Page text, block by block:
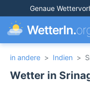
Genaue
WetterIn.
in andere > Indien >
Wetter in